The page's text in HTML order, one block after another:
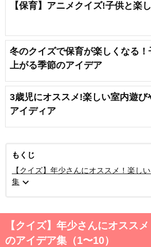
【保育】アニメクイズ!子供と楽
冬のクイズで保育が楽しくなる！
上がる季節のアイデア
3歳児にオススメ!楽しい室内遊び
アイディア
もくじ
【クイズ】年少さんにオススメ！楽し
集 expand_more
【クイズ】年少さんにオスス
のアイデア集（1〜10）